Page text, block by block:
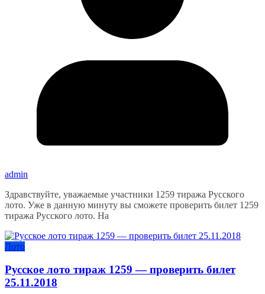
admin
Здравствуйте, уважаемые участники 1259 тиража Русского
лото. Уже в данную минуту вы сможете проверить билет 1259
тиража Русского лото. На
Лото
Русское лото тираж 1259 — проверить билет
25.11.2018